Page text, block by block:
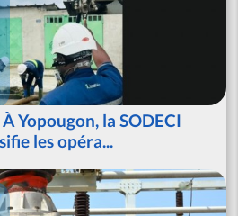
Yopougon, la SODECI
les opéra...